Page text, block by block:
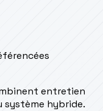
entretien
système hybride.